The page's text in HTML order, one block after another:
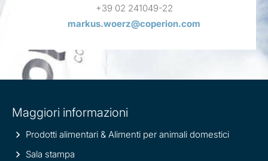
+39 02 241049-22
markus.woerz@coperion.com
information
Maggiori informazioni
Prodotti alimentari & Alimenti per animali domestici
Sala stampa